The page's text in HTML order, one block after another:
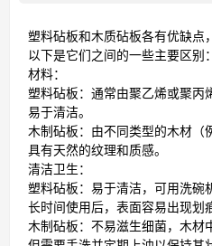
塑料砧板和木质砧板各有优缺点
以下是它们之间的一些主要区别：
材料：
塑料砧板：通常由聚乙烯或聚丙
易于清洁。
木制砧板：由不同类型的木材（
具有天然的纹理和质感。
清洁卫生：
塑料砧板：易于清洁，可用洗碗
长时间使用后，表面容易出现划
木制砧板：不易滋生细菌，木材